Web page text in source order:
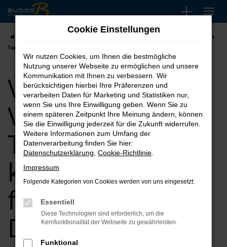
Zum
Hauptinhalt
springen
VW Passat Variant
VW Passat Variant
Tageszulassung kaufen, leasen, finanzieren für Düsseldorf
VW Passat
Variant
Tageszulassung
kaufen, leasen,
finanzieren für
Düsseldorf
Cookie Einstellungen
Wir nutzen Cookies, um Ihnen die bestmögliche
Nutzung unserer Webseite zu ermöglichen und unsere
Kommunikation mit Ihnen zu verbessern. Wir
berücksichtigen hierbei Ihre Präferenzen und
verarbeiten Daten für Marketing und Statistiken nur,
wenn Sie uns Ihre Einwilligung geben. Wenn Sie zu
einem späteren Zeitpunkt Ihre Meinung ändern, können
Sie die Einwilligung jederzeit für die Zukunft widerrufen.
Weitere Informationen zum Umfang der
Datenverarbeitung finden Sie hier:
Datenschutzerklärung Cookie-Richtlinie
Impressum
Folgende Kategorien von Cookies werden von uns eingesetzt:
Essentiell
Diese Technologien sind erforderlich, um die
Kernfunktionalität der Webseite zu gewährleisten.
Funktional